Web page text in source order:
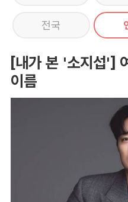
전국
[내가 본 '소지섭']
이름